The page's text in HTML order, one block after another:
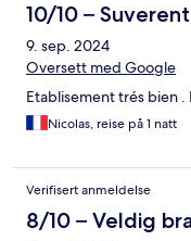
10/10 – Suverent
9. sep. 2024
Oversett med Google
Etablisement trés bien .
Nicolas, reise på 1 natt
Verifisert anmeldelse
8/10 – Veldig